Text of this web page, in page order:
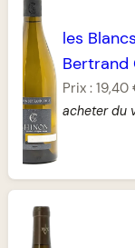
les
Bertrand
Prix :19,40
acheter du